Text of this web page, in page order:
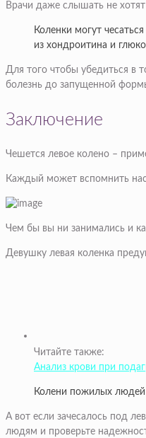
Врачи даже слышать не
Коленки могут
из хондроитина и
Для того чтобы убедиться в
болезнь до запущенной
Заключение
Чешется левое колено –
Каждый может вспомнить
Чем бы вы ни занимались и
Девушку левая коленка
Читайте также:
Анализ крови при
Колени пожилых людей
А вот если зачесалось под
людям и проверьте